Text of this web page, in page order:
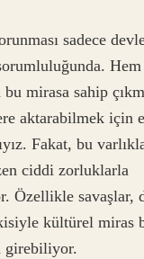
sadece
bu mirasa sahip
aktarabilmek için
Fakat, bu
ciddi zorluklarla
Özellikle savaşlar,
kültürel miras
girebiliyor.